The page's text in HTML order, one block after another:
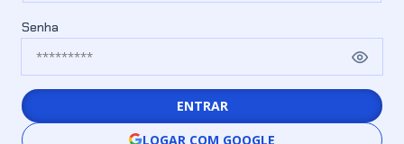
Senha
ENTRAR
LOGAR COM GOOGLE